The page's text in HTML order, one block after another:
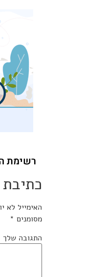
רשימת
האימייל לא
מסומנים *
התגובה שלך